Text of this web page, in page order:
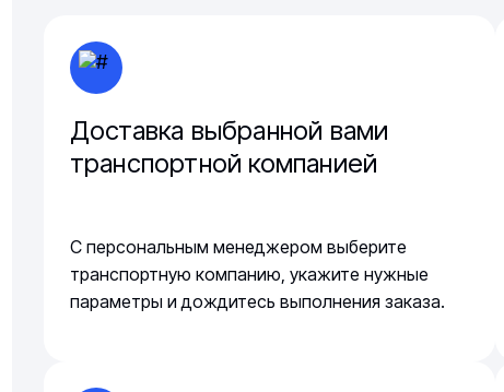
Доставка выбранной вами
транспортной компанией
С персональным менеджером выберите
транспортную компанию, укажите нужные
параметры и дождитесь выполнения заказа.